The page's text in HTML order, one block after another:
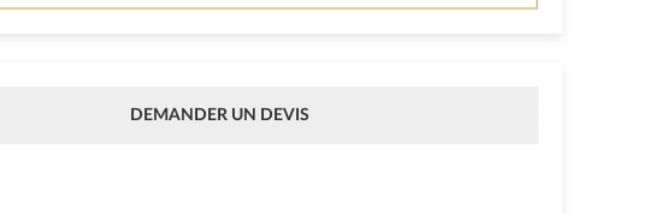
DEMANDER UN DEVIS